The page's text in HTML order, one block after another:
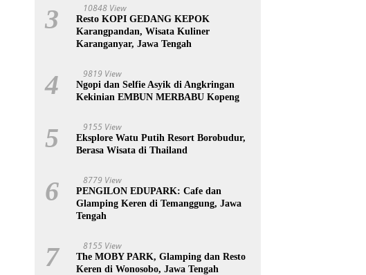
3 10848 View
Resto KOPI GEDANG KEPOK
Karangpandan, Wisata Kuliner
Karanganyar, Jawa Tengah
4 9819 View
Ngopi dan Selfie Asyik di Angkringan
Kekinian EMBUN MERBABU Kopeng
5 9155 View
Eksplore Watu Putih Resort Borobudur,
Berasa Wisata di Thailand
6 8779 View
PENGILON EDUPARK: Cafe dan
Glamping Keren di Temanggung, Jawa
Tengah
7 8155 View
The MOBY PARK, Glamping dan Resto
Keren di Wonosobo, Jawa Tengah